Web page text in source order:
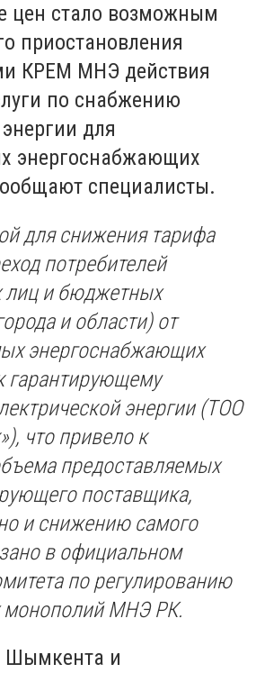
цен стало возможным
приостановления
КРЕМ МНЭ действия
по снабжению
для
энергоснабжающих
специалисты.
для снижения тарифа
потребителей
лиц и бюджетных
и области) от
энергоснабжающих
гарантирующему
энергии (ТОО
что привело к
предоставляемых
поставщика,
и снижению самого
в официальном
по регулированию
монополий МНЭ РК.
Шымкента и